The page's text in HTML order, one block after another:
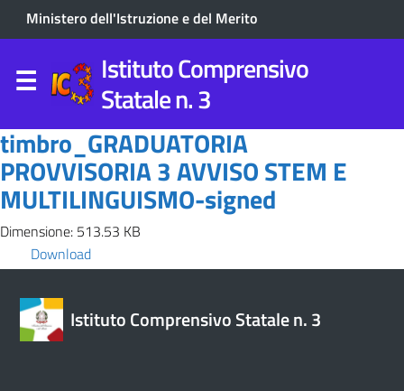
Ministero dell'Istruzione e del Merito
Istituto Comprensivo
Statale n. 3
timbro_GRADUATORIA
PROVVISORIA 3 AVVISO STEM E
MULTILINGUISMO-signed
Dimensione: 513.53 KB
Download
Istituto Comprensivo Statale n. 3